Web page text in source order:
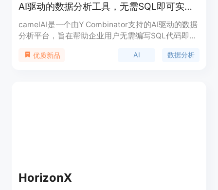
AI驱动的数据分析工具，无需SQL即可实现商业智能
camelAI是一个由Y Combinator支持的AI驱动的数据
分析平台，旨在帮助企业用户无需编写SQL代码即可
允许用户以对话形式提出问题，并即时生成图表和分
优质新品 AI 数据分析
HorizonX